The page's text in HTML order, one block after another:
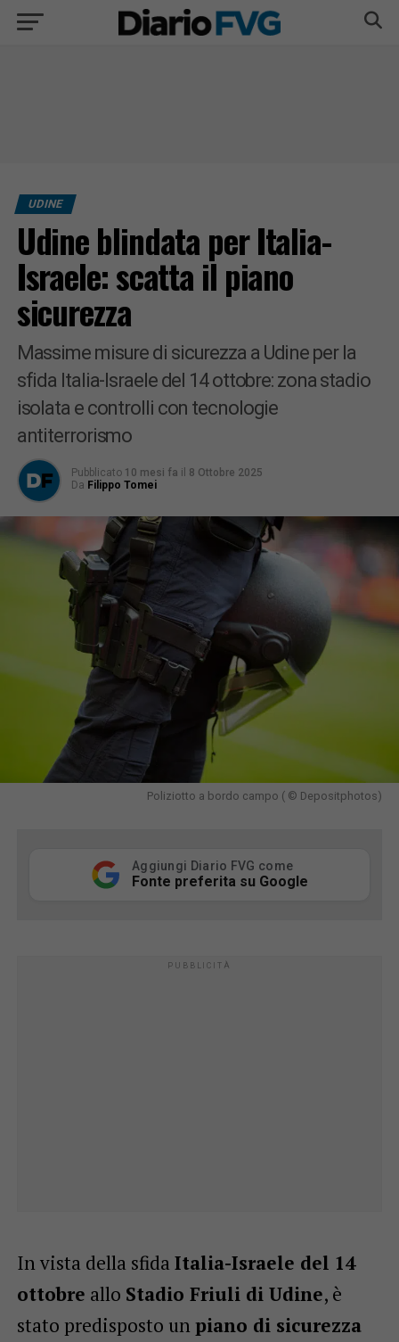
UDINE
Udine blindata per Italia-
Israele: scatta il piano
sicurezza
Massime misure di sicurezza a Udine per la
sfida Italia-Israele del 14 ottobre: zona stadio
isolata e controlli con tecnologie
antiterrorismo
Pubblicato 10 mesi fa il 8 Ottobre 2025
Da Filippo Tomei
Poliziotto a bordo campo ( © Depositphotos)
Aggiungi Diario FVG come
Fonte preferita su Google
In vista della sfida Italia-Israele del 14
ottobre allo Stadio Friuli di Udine, è
stato predisposto unpiano di sicurezza